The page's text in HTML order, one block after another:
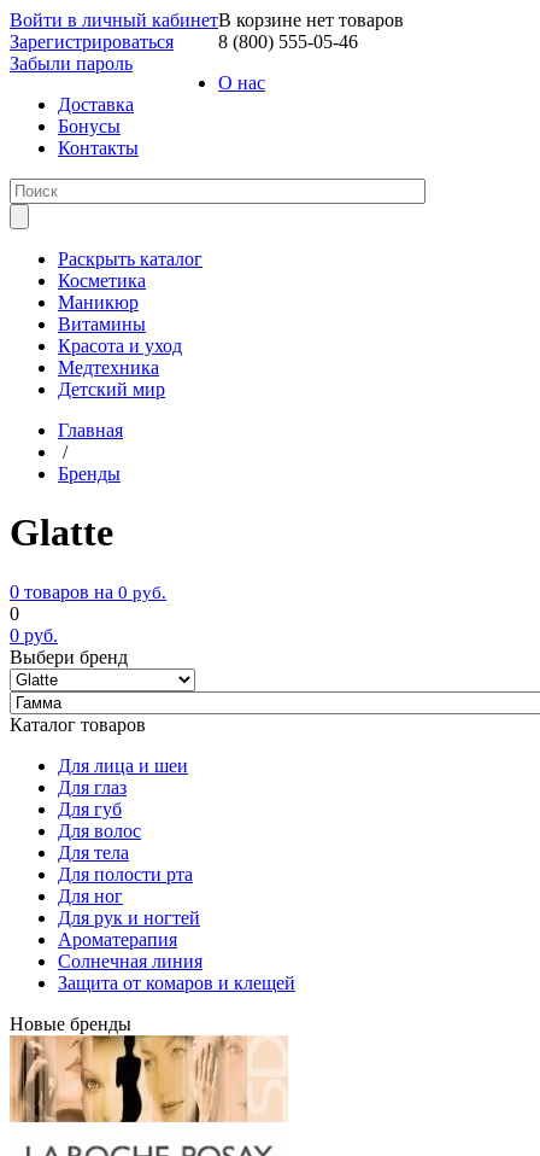
Войти в личный кабинет
Зарегистрироваться
Забыли пароль
В корзине нет товаров
8 (800) 555-05-46
О нас
Доставка
Бонусы
Контакты
Раскрыть каталог
Косметика
Маникюр
Витамины
Красота и уход
Медтехника
Детский мир
Главная
/
Бренды
Glatte
0 товаров на 0 руб.
0
0 руб.
Выбери бренд
Каталог товаров
Для лица и шеи
Для глаз
Для губ
Для волос
Для тела
Для полости рта
Для ног
Для рук и ногтей
Ароматерапия
Солнечная линия
Защита от комаров и клещей
Новые бренды